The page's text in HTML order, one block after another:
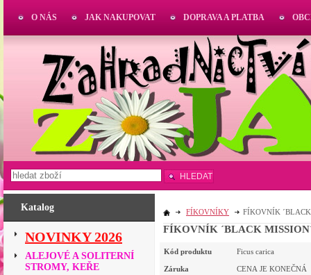
Katalog
NOVINKY 2026
ALEJOVÉ A SOLITERNÍ
STROMY, KEŘE
FÍKOVNÍKY FÍKOVNÍK
FÍKOVNÍK ´BLACK
Kód produktu Ficus carica
Záruka CENA JE KONEČNÁ
O NÁS JAK NAKUPOVAT DOPRAVA A PLATBA
HLEDAT